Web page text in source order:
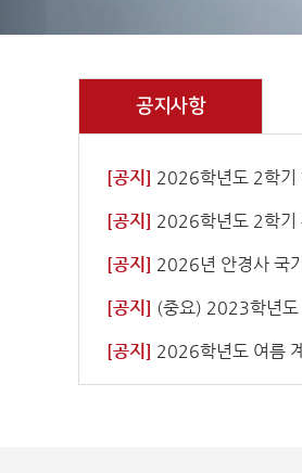
공지사항
[공지] 2026학년도 2학기 학
[공지] 2026학년도 2학기
[공지] 2026년 안경사 국가시험 응
[공지] (중요) 2023학년도 이
[공지] 2026학년도 여름